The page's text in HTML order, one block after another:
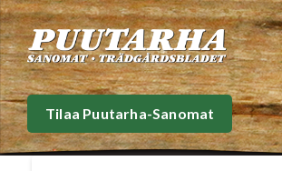
Siirry
sisältöön
Tilaa Puutarha-Sanomat